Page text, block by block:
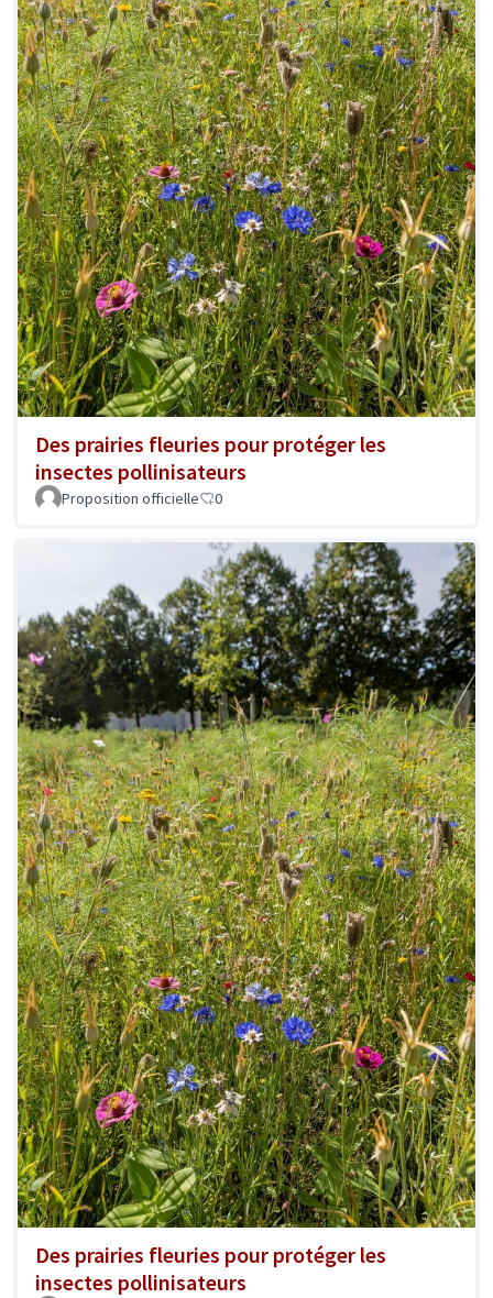
Des prairies fleuries pour protéger les
insectes pollinisateurs
Proposition officielle 0
Des prairies fleuries pour protéger les
insectes pollinisateurs